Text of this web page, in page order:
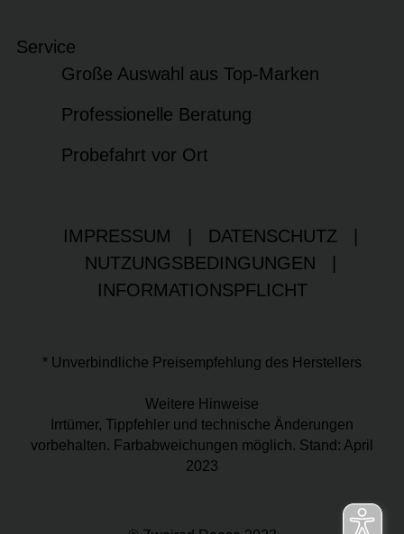
Service
Große Auswahl aus Top-Marken
Professionelle Beratung
Probefahrt vor Ort
IMPRESSUM DATENSCHUTZ
NUTZUNGSBEDINGUNGEN
INFORMATIONSPFLICHT
* Unverbindliche Preisempfehlung des Herstellers
Weitere Hinweise
Irrtümer, Tippfehler und technische Änderungen
vorbehalten. Farbabweichungen möglich. Stand: April
2023